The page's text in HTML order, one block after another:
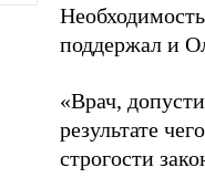
поддержал и
«Врач,
результате
строгости